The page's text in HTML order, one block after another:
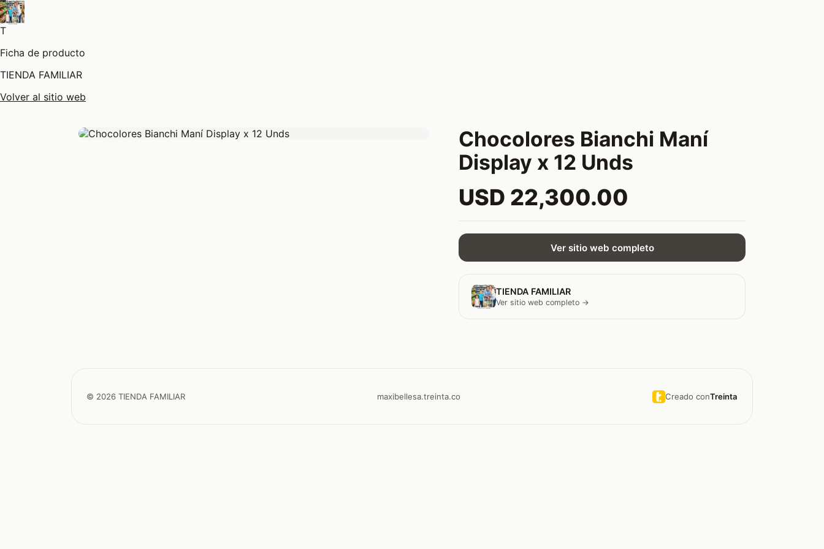
T
Ficha de producto
TIENDA FAMILIAR
Volver al sitio web
Chocolores Bianchi Maní
Display x 12 Unds
USD 22,300.00
Ver sitio web completo
TIENDA FAMILIAR
Ver sitio web completo →
© 2026 TIENDA FAMILIAR maxibellesa.treinta.co Creado conTreinta